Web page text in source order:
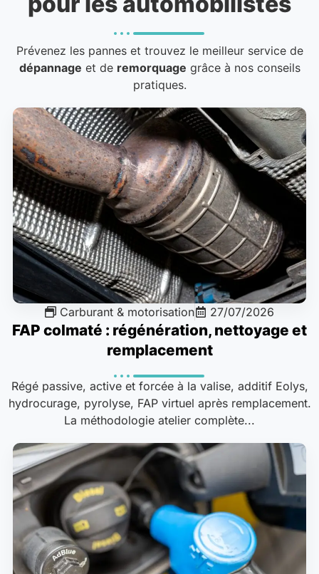
Prévenez les pannes et trouvez le meilleur service de
dépannage et de remorquage grâce à nos conseils
pratiques.
Carburant & motorisation 27/07/2026
FAP colmaté : régénération, nettoyage et
remplacement
Régé passive, active et forcée à la valise, additif Eolys,
hydrocurage, pyrolyse, FAP virtuel après remplacement.
La méthodologie atelier complète...